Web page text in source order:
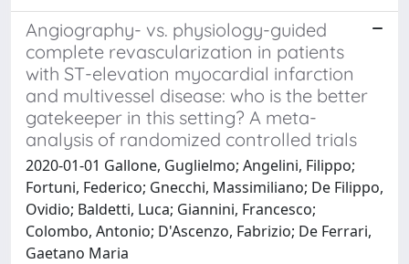
Angiography- vs. physiology-guided
complete revascularization in patients
with ST-elevation myocardial infarction
and multivessel disease: who is the better
gatekeeper in this setting? A meta-
analysis of randomized controlled trials
2020-01-01 Gallone, Guglielmo; Angelini, Filippo;
Fortuni, Federico; Gnecchi, Massimiliano; De Filippo,
Ovidio; Baldetti, Luca; Giannini, Francesco;
Colombo, Antonio; D'Ascenzo, Fabrizio; De Ferrari,
Gaetano Maria